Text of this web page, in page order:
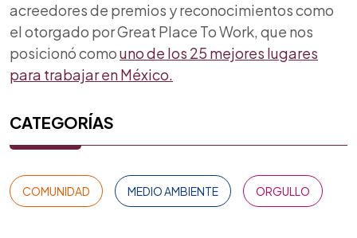
acreedores de premios y reconocimientos como
el otorgado por Great Place To Work, que nos
posicionó comouno de los 25 mejores lugares
para trabajar en México.
CATEGORÍAS
COMUNIDAD MEDIO AMBIENTE ORGULLO